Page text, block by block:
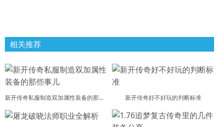
相关推荐
新开传奇私服制造双加属性装备的那些事儿 新开传奇好不好玩的判断标准